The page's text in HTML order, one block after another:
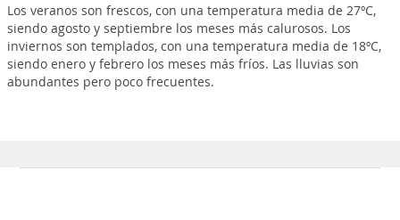
Los veranos son frescos, con una temperatura media de 27ºC,
siendo agosto y septiembre los meses más calurosos. Los
inviernos son templados, con una temperatura media de 18ºC,
siendo enero y febrero los meses más fríos. Las lluvias son
abundantes pero poco frecuentes.